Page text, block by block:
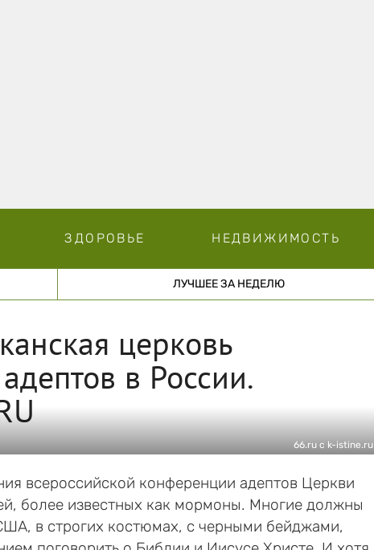
ЗДОРОВЬЕ НЕДВИЖИМОСТЬ
ЛУЧШЕЕ ЗА НЕДЕЛЮ
церковь
в России.
66.ru с k-istine.ru
всероссийской конференции адептов Церкви
более известных как мормоны. Многие должны
в строгих костюмах, с черными бейджами,